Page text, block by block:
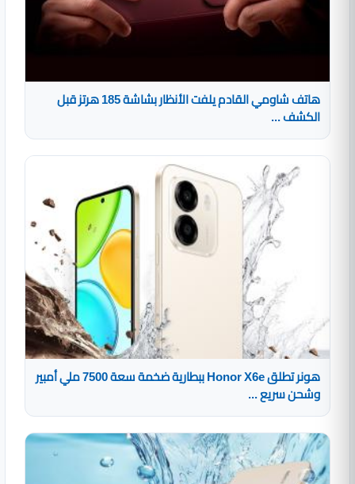
هاتف شاومي القادم يلفت الأنظار بشاشة 185 هرتز قبل
الكشف ...
هونر تطلق Honor X6e ببطارية ضخمة سعة 7500 ملي أمبير
وشحن سريع ...